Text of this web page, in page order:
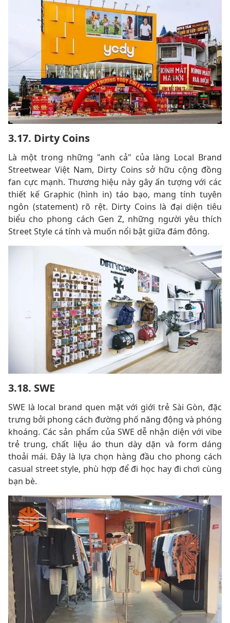
3.17. Dirty Coins
Là một trong những "anh cả" của làng Local Brand
Streetwear Việt Nam, Dirty Coins sở hữu cộng đồng
fan cực mạnh. Thương hiệu này gây ấn tượng với các
thiết kế Graphic (hình in) táo bạo, mang tính tuyên
ngôn (statement) rõ rệt. Dirty Coins là đại diện tiêu
biểu cho phong cách Gen Z, những người yêu thích
Street Style cá tính và muốn nổi bật giữa đám đông.
3.18. SWE
SWE là local brand quen mặt với giới trẻ Sài Gòn, đặc
trưng bởi phong cách đường phố năng động và phóng
khoáng. Các sản phẩm của SWE dễ nhận diện với vibe
trẻ trung, chất liệu áo thun dày dặn và form dáng
thoải mái. Đây là lựa chọn hàng đầu cho phong cách
casual street style, phù hợp để đi học hay đi chơi cùng
bạn bè.